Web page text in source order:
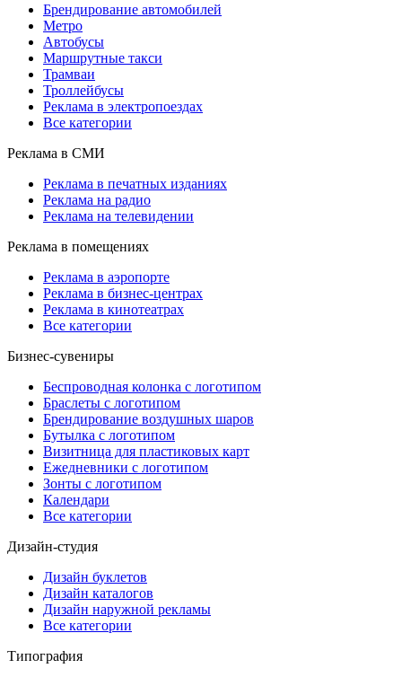
Брендирование автомобилей
Метро
Автобусы
Маршрутные такси
Трамваи
Троллейбусы
Реклама в электропоездах
Все категории
Реклама в СМИ
Реклама в печатных изданиях
Реклама на радио
Реклама на телевидении
Реклама в помещениях
Реклама в аэропорте
Реклама в бизнес-центрах
Реклама в кинотеатрах
Все категории
Бизнес-сувениры
Беспроводная колонка с логотипом
Браслеты с логотипом
Брендирование воздушных шаров
Бутылка с логотипом
Визитница для пластиковых карт
Ежедневники с логотипом
Зонты с логотипом
Календари
Все категории
Дизайн-студия
Дизайн буклетов
Дизайн каталогов
Дизайн наружной рекламы
Все категории
Типография